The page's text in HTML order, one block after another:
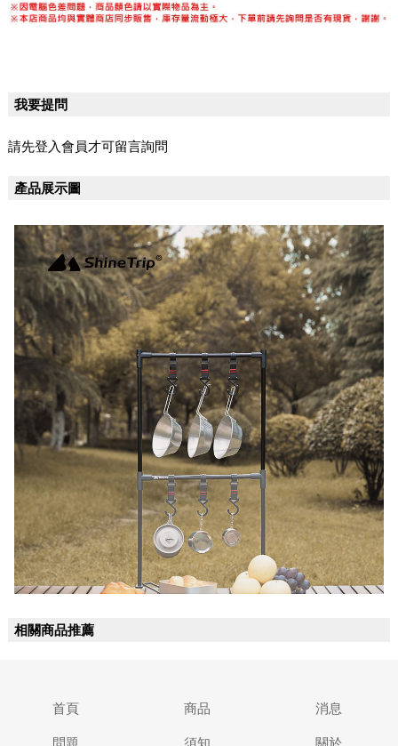
我要提問
請先登入會員才可留言詢問
產品展示圖
相關商品推薦
首頁 商品 消息
問題 須知 關於